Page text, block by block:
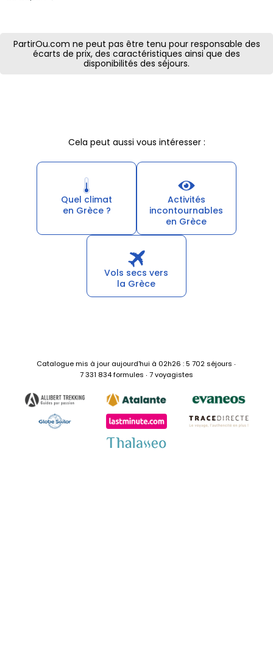
PartirOu.com ne peut pas être tenu pour responsable des
écarts de prix, des caractéristiques ainsi que des
disponibilités des séjours.
Cela peut aussi vous intéresser :
Quel climat
en Grèce ?
Activités
incontournables
en Grèce
Vols secs vers
la Grèce
Catalogue mis à jour aujourd'hui à 02h26 : 5 702 séjours ‧
7 331 834 formules ‧ 7 voyagistes